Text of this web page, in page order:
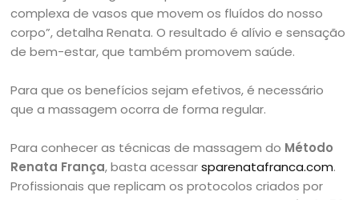
complexa de vasos que movem os fluídos do nosso
corpo”, detalha Renata. O resultado é alívio e sensação
de bem-estar, que também promovem saúde.
Para que os benefícios sejam efetivos, é necessário
que a massagem ocorra de forma regular.
Para conhecer as técnicas de massagem do Método
Renata França, basta acessarsparenatafranca.com.
Profissionais que replicam os protocolos criados por